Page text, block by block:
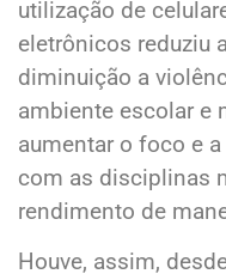
utilização de
eletrônicos reduziu
diminuição a
ambiente escolar e
aumentar o foco e
com as disciplinas
rendimento de
Houve, assim,